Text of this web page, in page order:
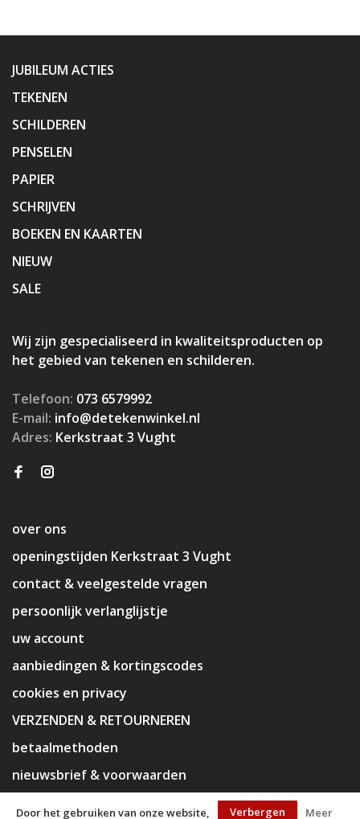
JUBILEUM ACTIES
TEKENEN
SCHILDEREN
PENSELEN
PAPIER
SCHRIJVEN
BOEKEN EN KAARTEN
NIEUW
SALE
Wij zijn gespecialiseerd in kwaliteitsproducten op
het gebied van tekenen en schilderen.
Telefoon: 073 6579992
E-mail: info@detekenwinkel.nl
Adres: Kerkstraat 3 Vught
over ons
openingstijden Kerkstraat 3 Vught
contact & veelgestelde vragen
persoonlijk verlanglijstje
uw account
aanbiedingen & kortingscodes
cookies en privacy
VERZENDEN & RETOURNEREN
betaalmethoden
nieuwsbrief & voorwaarden
Door het gebruiken van onze website, Verbergen Meer